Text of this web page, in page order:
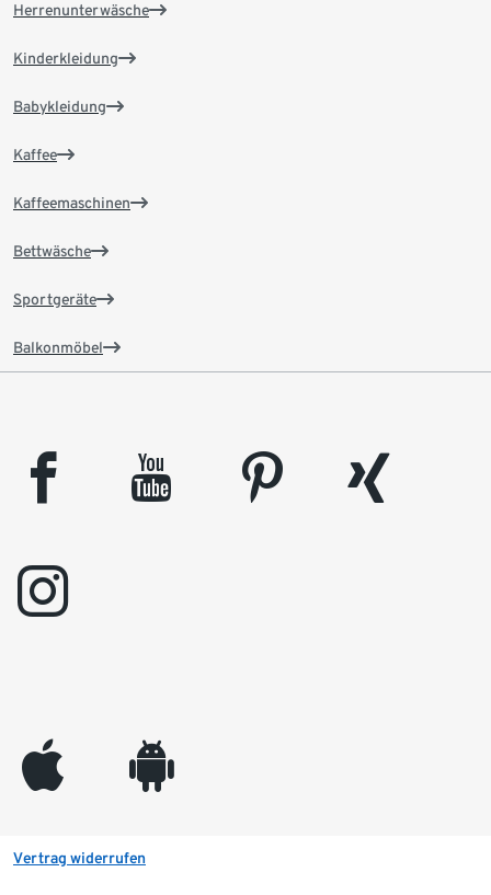
Herrenunterwäsche
Kinderkleidung
Babykleidung
Kaffee
Kaffeemaschinen
Bettwäsche
Sportgeräte
Balkonmöbel
facebook youtube pinterest
xing
instagram
appleinc android
Vertrag widerrufen